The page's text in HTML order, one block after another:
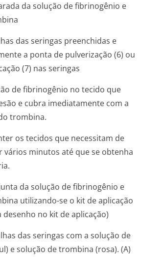
da solução de fibrinogênio e
das seringas preenchidas e
a ponta de pulverização (6) ou
(7) nas seringas
de fibrinogênio no tecido que
e cubra imediatamente com a
trombina.
os tecidos que necessitam de
vários minutos até que se obtenha
da solução de fibrinogênio e
utilizando-se o kit de aplicação
no kit de aplicação)
das seringas com a solução de
e solução de trombina (rosa). (A)